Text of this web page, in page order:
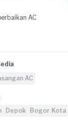
AC
AC
Depok Bogor Kota